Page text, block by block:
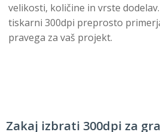
velikosti, količine in vrste
tiskarni 300dpi preprosto
pravega za vaš projekt.
Zakaj izbrati 300dpi za